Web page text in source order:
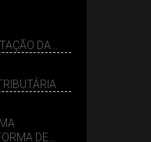
DA
DE